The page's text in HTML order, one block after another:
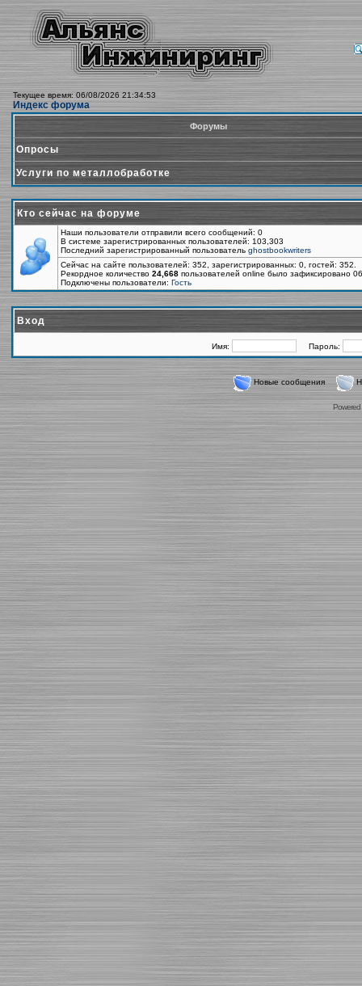
Текущее время: 06/08/2026 21:34:53
Индекс форума
Форумы
Опросы
Услуги по металлобработке
Кто сейчас на форуме
Наши пользователи отправили всего сообщений: 0
В системе зарегистрированных пользователей: 103,303
Последний зарегистрированный пользователь ghostbookwriters
Сейчас на сайте пользователей: 352, зарегистрированных: 0, гостей:
Рекордное количество 24,668 пользователей online было зафиксировано
Подключены пользователи: Гость
Вход
Имя: Пароль:
Новые сообщения